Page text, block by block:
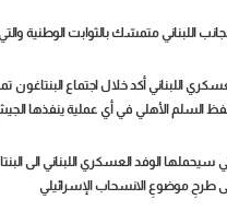
اللبناني متمسّك بالثوابت الوطنية
اللبناني أكد خلال اجتماع
السلم الأهلي في أي عملية ينفذها
سيحملها الوفد العسكري اللبناني الى
طرحِ موضوعِ الانسحاب الإسرائيلي